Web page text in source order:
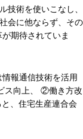
技術を使いこなし、
会に他ならず、その
期待されていま
報通信技術を活用
ス向上、 ②働き方改
、住宅生産連合会